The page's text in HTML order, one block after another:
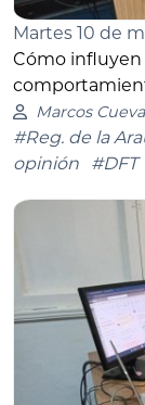
Martes 10 de
Cómo influyen
Marcos
#Reg. de la
opinión
#DFT